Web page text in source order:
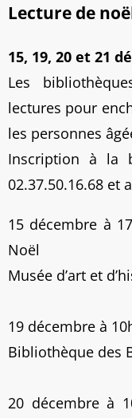
Lecture de
15, 19, 20 et 21
Les
lectures pour
les personnes
Inscription à la
02.37.50.16.68 et
15 décembre à
Noël
Musée d’art et
19 décembre à
Bibliothèque des
20 décembre à